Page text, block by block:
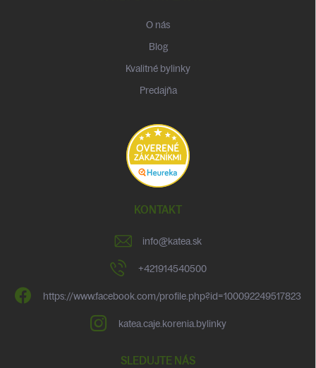
O nás
Blog
Kvalitné bylinky
Predajňa
KONTAKT
info@katea.sk
+421914540500
https://www.facebook.com/profile.php?id=100092249517823
katea.caje.korenia.bylinky
SLEDUJTE NÁS